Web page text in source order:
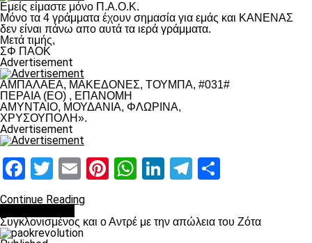
Εμείς είμαστε μόνο Π.Α.Ο.Κ.
Μόνο τα 4 γράμματα έχουν σημασία για εμάς και ΚΑΝΕΝΑΣ
δεν είναι πάνω απο αυτά τα ιερά γράμματα.
Μετά τιμής,
ΣΦ ΠΑΟΚ
Advertisement
ΑΜΠΑΛΑΕΑ, ΜΑΚΕΔΟΝΕΣ, ΤΟΥΜΠΑ, #031#
ΠΕΡΑΙΑ (ΕΟ) , ΕΠΑΝΟΜΗ
ΑΜΥΝΤΑΙΟ, ΜΟΥΔΑΝΙΑ, ΦΛΩΡΙΝΑ,
ΧΡΥΣΟΥΠΟΛΗ».
Advertisement
Facebook
Twitter
EmailPinterest
WhatsApp
LinkedIn
Telegram
Continue Reading
Συγκλονισμένος και ο Αντρέ με την απώλεια του Ζότα